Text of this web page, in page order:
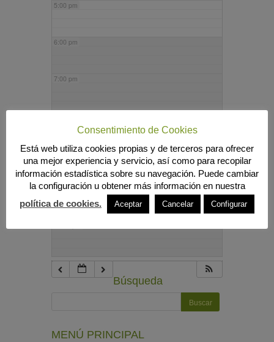
5:00 pm
6:00 pm
7:00 pm
9:00 pm
10:00 pm
Búsqueda
MENÚ PRINCIPAL
Consentimiento de Cookies
Está web utiliza cookies propias y de terceros para ofrecer
una mejor experiencia y servicio, así como para recopilar
información estadística sobre su navegación. Puede cambiar
la configuración u obtener más información en nuestra
política de cookies.
Aceptar Cancelar Configurar